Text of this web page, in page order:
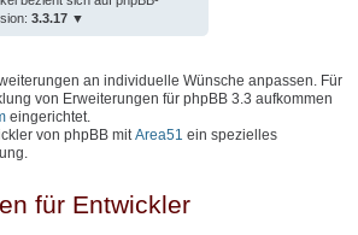
3.3.17
an individuelle Wünsche anpassen. Für
von Erweiterungen für phpBB 3.3 aufkommen
eingerichtet.
von phpBB mit Area51 ein spezielles
für Entwickler